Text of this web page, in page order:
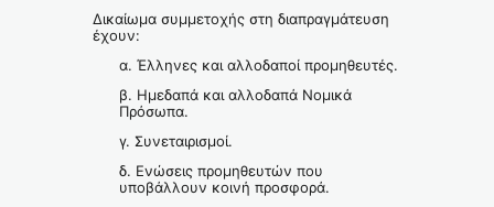
Δικαίωμα συμμετοχής στη διαπραγμάτευση
έχουν:
α. Έλληνες και αλλοδαποί προμηθευτές.
β. Ημεδαπά και αλλοδαπά Νομικά
Πρόσωπα.
γ. Συνεταιρισμοί.
δ. Ενώσεις προμηθευτών που
υποβάλλουν κοινή προσφορά.